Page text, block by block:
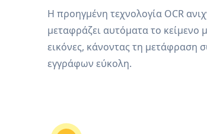
Η προηγμένη τεχνολογία OCR
μεταφράζει αυτόματα το κείμενο
εικόνες, κάνοντας τη μετάφραση
εγγράφων εύκολη.